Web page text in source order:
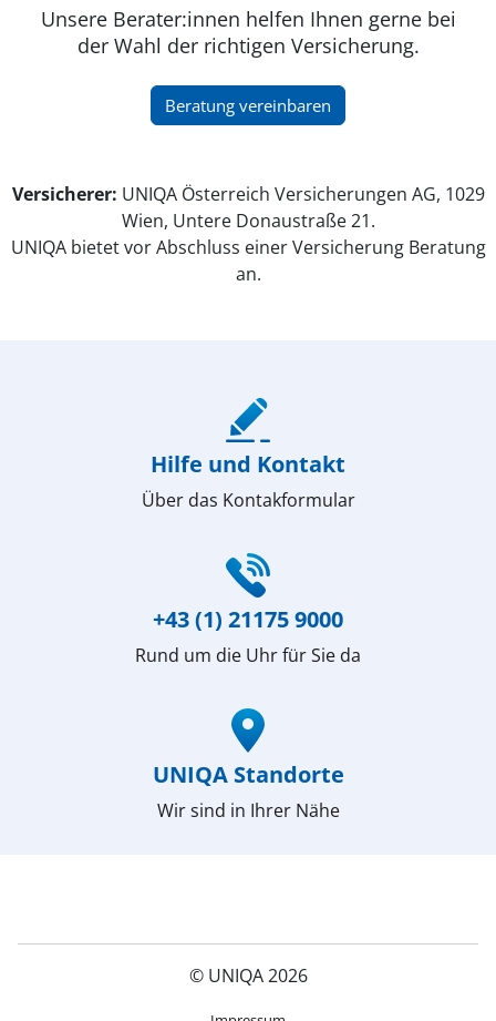
Unsere Berater:innen helfen Ihnen gerne bei
der Wahl der richtigen Versicherung.
Beratung vereinbaren
(öffnet in neuem Fenster)
Versicherer: UNIQA Österreich Versicherungen AG, 1029
Wien, Untere Donaustraße 21.
UNIQA bietet vor Abschluss einer Versicherung Beratung
an.
Hilfe und Kontakt
Über das Kontakformular
+43 (1) 21175 9000
Rund um die Uhr für Sie da
UNIQA Standorte
Wir sind in Ihrer Nähe
© UNIQA 2026